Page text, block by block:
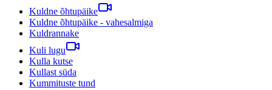
Kuldne õhtupäike
Kuldne õhtupäike - vahesalmiga
Kuldrannake
Kuli lugu
Kulla kutse
Kullast süda
Kummituste tund